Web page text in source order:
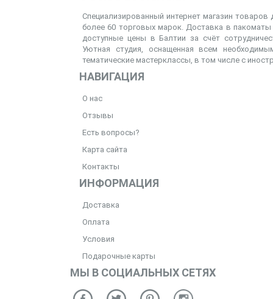
Специализированный интернет магазин товаров
более 60 торговых марок. Доставка в
доступные цены в Балтии за счёт
Уютная студия, оснащенная всем
тематические мастерклассы, в том числе с
НАВИГАЦИЯ
О нас
Отзывы
Есть вопросы?
Карта сайта
Контакты
ИНФОРМАЦИЯ
Доставка
Оплата
Условия
Подарочные карты
МЫ В СОЦИАЛЬНЫХ СЕТЯХ